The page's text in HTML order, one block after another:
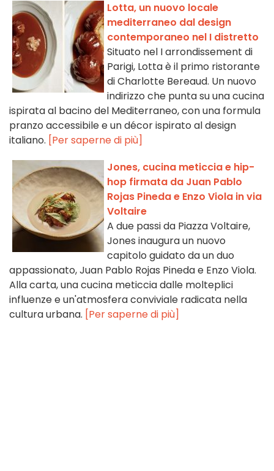
Lotta, un nuovo locale
mediterraneo dal design
contemporaneo nel I distretto
Situato nel I arrondissement di
Parigi, Lotta è il primo ristorante
di Charlotte Bereaud. Un nuovo
indirizzo che punta su una cucina
ispirata al bacino del Mediterraneo, con una formula
pranzo accessibile e un décor ispirato al design
italiano. [Per saperne di più]
Jones, cucina meticcia e hip-
hop firmata da Juan Pablo
Rojas Pineda e Enzo Viola in via
Voltaire
A due passi da Piazza Voltaire,
Jones inaugura un nuovo
capitolo guidato da un duo
appassionato, Juan Pablo Rojas Pineda e Enzo Viola.
Alla carta, una cucina meticcia dalle molteplici
influenze e un'atmosfera conviviale radicata nella
cultura urbana. [Per saperne di più]